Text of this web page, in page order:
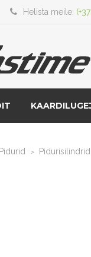
Helista meile:
Pidurid > Pidurisilindrid